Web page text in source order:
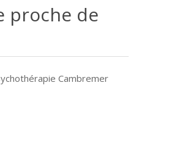
proche de
Cambremer